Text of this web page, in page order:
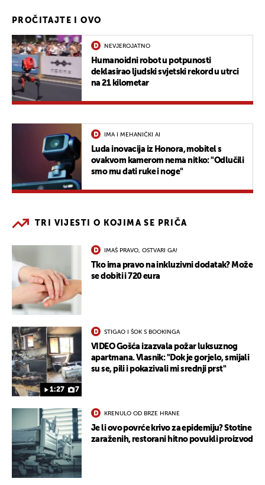
PROČITAJTE I OVO
NEVJEROJATNO
Humanoidni robot u potpunosti
deklasirao ljudski svjetski rekord u utrci
na 21 kilometar
IMA I MEHANIČKI AI
Luda inovacija iz Honora, mobitel s
ovakvom kamerom nema nitko: "Odlučili
smo mu dati ruke i noge"
TRI VIJESTI O KOJIMA SE PRIČA
IMAŠ PRAVO, OSTVARI GA!
Tko ima pravo na inkluzivni dodatak? Može
se dobiti i 720 eura
1:27 7
STIGAO I ŠOK S BOOKINGA
VIDEO Gošća izazvala požar luksuznog
apartmana. Vlasnik: "Dok je gorjelo, smijali
su se, pili i pokazivali mi srednji prst"
KRENULO OD BRZE HRANE
Je li ovo povrće krivo za epidemiju? Stotine
zaraženih, restorani hitno povukli proizvod